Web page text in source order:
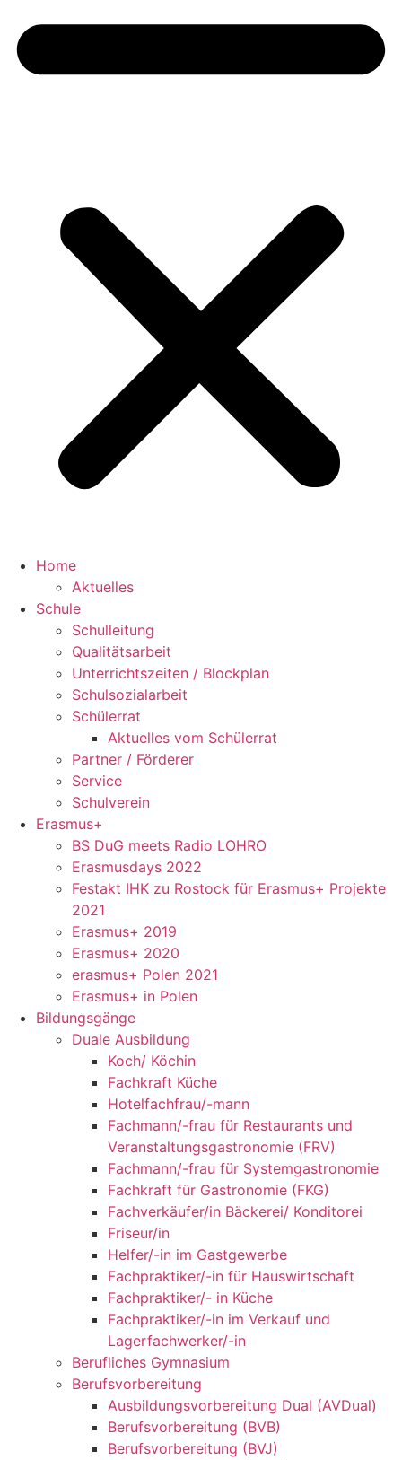
Home
Aktuelles
Schule
Schulleitung
Qualitätsarbeit
Unterrichtszeiten / Blockplan
Schulsozialarbeit
Schülerrat
Aktuelles vom Schülerrat
Partner / Förderer
Service
Schulverein
Erasmus+
BS DuG meets Radio LOHRO
Erasmusdays 2022
Festakt IHK zu Rostock für Erasmus+ Projekte
2021
Erasmus+ 2019
Erasmus+ 2020
erasmus+ Polen 2021
Erasmus+ in Polen
Bildungsgänge
Duale Ausbildung
Koch/ Köchin
Fachkraft Küche
Hotelfachfrau/-mann
Fachmann/-frau für Restaurants und
Veranstaltungsgastronomie (FRV)
Fachmann/-frau für Systemgastronomie
Fachkraft für Gastronomie (FKG)
Fachverkäufer/in Bäckerei/ Konditorei
Friseur/in
Helfer/-in im Gastgewerbe
Fachpraktiker/-in für Hauswirtschaft
Fachpraktiker/- in Küche
Fachpraktiker/-in im Verkauf und
Lagerfachwerker/-in
Berufliches Gymnasium
Berufsvorbereitung
Ausbildungsvorbereitung Dual (AVDual)
Berufsvorbereitung (BVB)
Berufsvorbereitung (BVJ)